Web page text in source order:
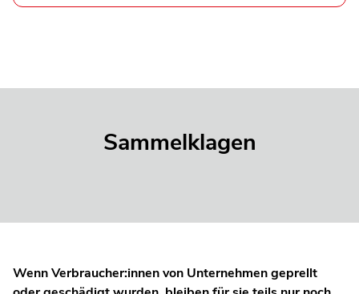
Sammelklagen
Wenn Verbraucher:innen von Unternehmen geprellt